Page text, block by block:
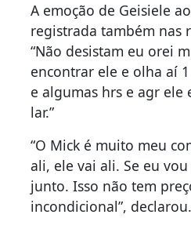
A emoção de Geisiele
registrada também nas
“Não desistam eu orei
encontrar ele e olha aí
e algumas hrs e agr ele
lar.”
“O Mick é muito meu
ali, ele vai ali. Se eu
junto. Isso não tem
incondicional”, declarou.